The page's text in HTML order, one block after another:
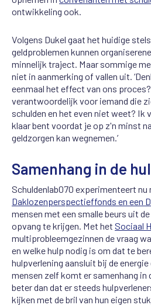
ontwikkeling ook.
Volgens Dukel gaat het huidige
geldproblemen kunnen organiseren
minnelijk traject. Maar sommige
niet in aanmerking of vallen uit.
eenmaal het effect van ons
verantwoordelijk voor iemand die
schulden en het even niet weet? Ik
klaar bent voordat je op z'n minst
geldzorgen kan wegnemen.’
Samenhang in de
Schuldenlab070 experimenteert nu
Daklozenperspectieffonds en een
mensen met een smalle beurs uit
opvang te krijgen. Met het Sociaal
multiprobleemgezinnen de vraag
en welke hulp nodig is om dat te
hulpverlening aansluit bij de
mensen zelf komt er samenhang in
beter dan dat er steeds
kijken met de bril van hun eigen